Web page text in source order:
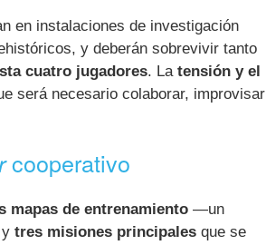
en instalaciones de investigación
y deberán sobrevivir tanto
cuatro jugadores. La tensión y el
será necesario colaborar, improvisar
cooperativo
mapas de entrenamiento —un
tres misiones principales que se